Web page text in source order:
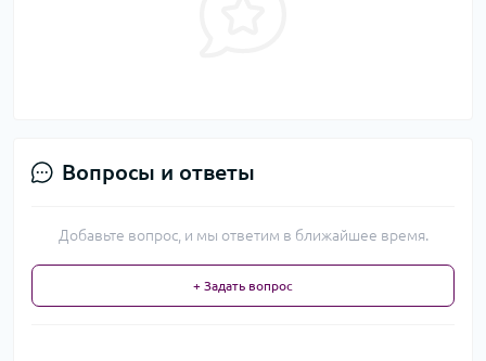
Вопросы и ответы
Добавьте вопрос, и мы ответим в ближайшее время.
+ Задать вопрос